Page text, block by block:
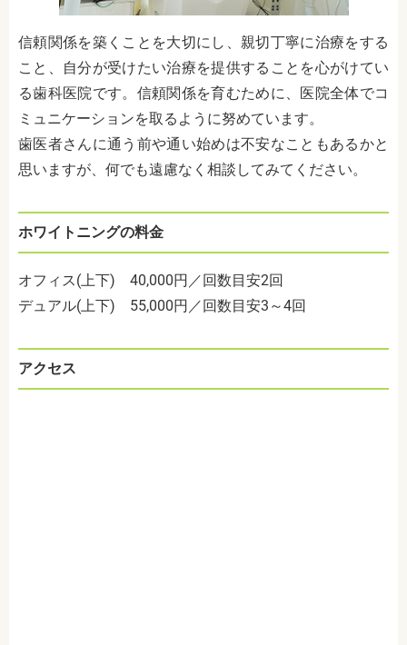
信頼関係を築くことを大切にし、親切丁寧に治療をする
こと、自分が受けたい治療を提供することを心がけてい
る歯科医院です。信頼関係を育むために、医院全体でコ
ミュニケーションを取るように努めています。
歯医者さんに通う前や通い始めは不安なこともあるかと
思いますが、何でも遠慮なく相談してみてください。
ホワイトニングの料金
オフィス(上下) 40,000円／回数目安2回
デュアル(上下) 55,000円／回数目安3～4回
アクセス